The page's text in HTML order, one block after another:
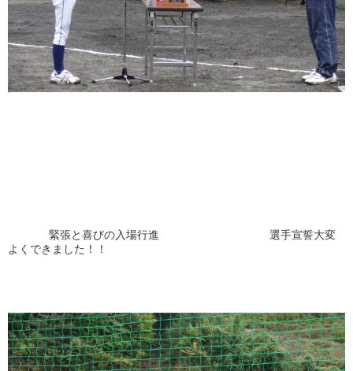
緊張と喜びの入場行進 選手宣誓大変
よくできました！！